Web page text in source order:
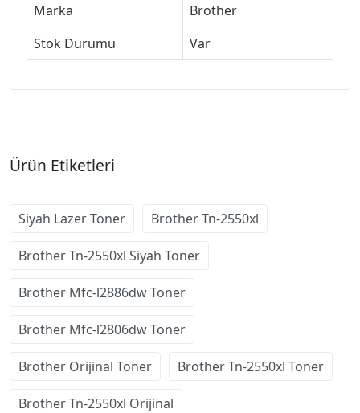
Marka
Brother
Stok Durumu
Var
Ürün Etiketleri
Siyah Lazer Toner Brother Tn-2550xl
Brother Tn-2550xl Siyah Toner
Brother Mfc-l2886dw Toner
Brother Mfc-l2806dw Toner
Brother Orijinal Toner Brother Tn-2550xl Toner
Brother Tn-2550xl Orijinal